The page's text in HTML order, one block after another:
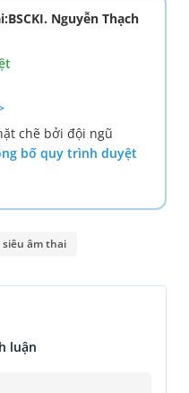
Nguyễn Thạch
chẽ bởi đội ngũ
bố quy trình duyệt
siêu âm thai
luận